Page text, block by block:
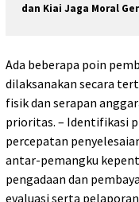
dan Kiai Jaga Moral
Ada beberapa poin
dilaksanakan secara
fisik dan serapan
prioritas. – Identifikasi
percepatan
antar-pemangku
pengadaan dan
evaluasi serta